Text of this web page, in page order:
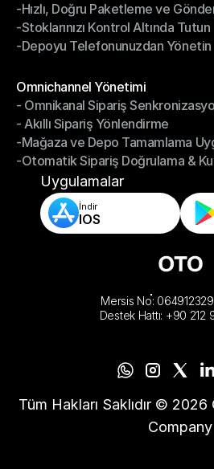
-Daha Akıllı Seçim, Daha Az Çaba
-Hızlı, Doğru Paketleme ve
-Hızlı, Doğru Paketleme ve
-Stoklarınızı Kontrol Altında Tutun
-Stoklarınızı Kontrol Altında Tutun
-Depoyu Telefonunuzdan Yönetin
Omnichannel Yönetimi
Omnichannel Yönetimi
- Omnikanal Sipariş
- Omnikanal Sipariş
- Akıllı Sipariş Yönlendirme
- Akıllı Sipariş Yönlendirme
-Mağaza ve Depo Tamamlama
-Mağaza ve Depo Tamamlama
-Otomatik Sipariş Doğrulama &
-Otomatik Sipariş Doğrulama &
Uygulamalar
İndir
IOS
Mersis No:
Destek Hattı: +90
Tüm Hakları Saklıdır ©
Company